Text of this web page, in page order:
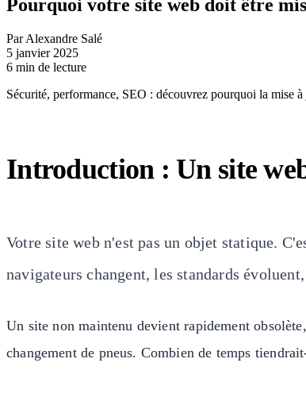
Pourquoi votre site web doit être
Par Alexandre Salé
5 janvier 2025
6 min de lecture
Sécurité, performance, SEO : découvrez pourquoi la mise
Introduction : Un site
Votre site web n'est pas un objet statique.
navigateurs changent, les standards
Un site non maintenu devient rapidement
changement de pneus. Combien de temps